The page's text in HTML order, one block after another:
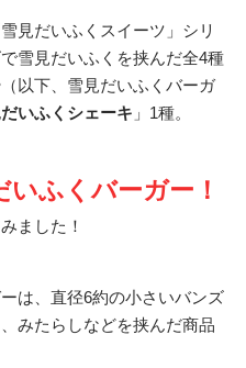
見だいふくスイーツ」シリ
雪見だいふくを挟んだ全4種
（以下、雪見だいふくバーガ
いふくシェーキ 」1種。
いふくバーガー ！
ました！
は、直径6約の小さいバンズ
みたらしなどを挟んだ商品